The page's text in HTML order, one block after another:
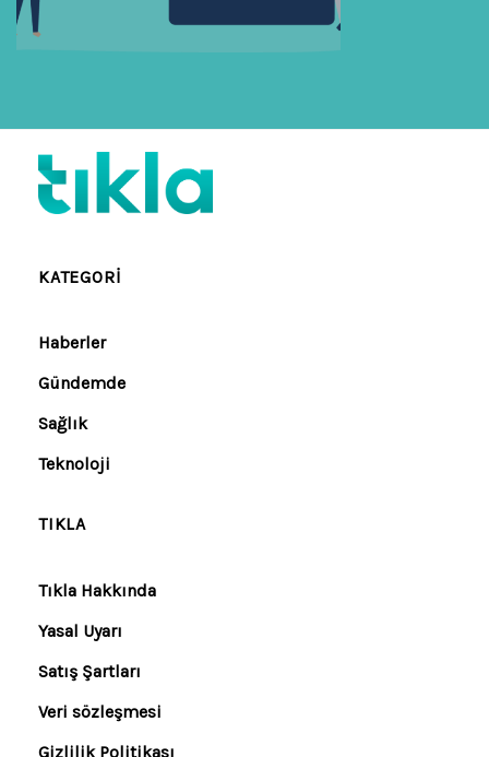
KATEGORI
Haberler
Gündemde
Sağlık
Teknoloji
TIKLA
Tıkla Hakkında
Yasal Uyarı
Satış Şartları
Veri sözleşmesi
Gizlilik Politikası